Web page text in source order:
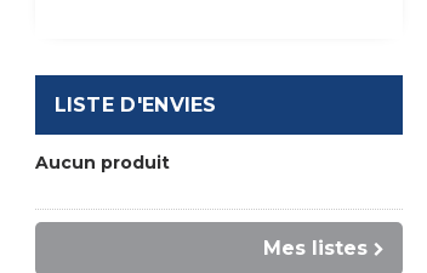
LISTE D'ENVIES
Aucun produit
Mes listes